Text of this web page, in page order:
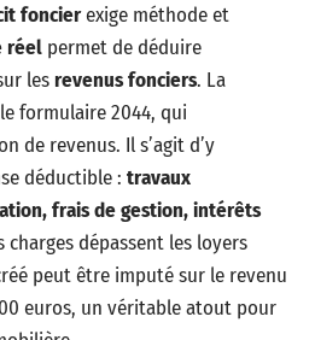
foncierexige méthode et
réel permet de déduire
lesrevenus fonciers. La
formulaire 2044, qui
de revenus. Il s’agit d’y
déductible : travaux
frais de gestion, intérêts
charges dépassent les loyers
peut être imputé sur le revenu
euros, un véritable atout pour